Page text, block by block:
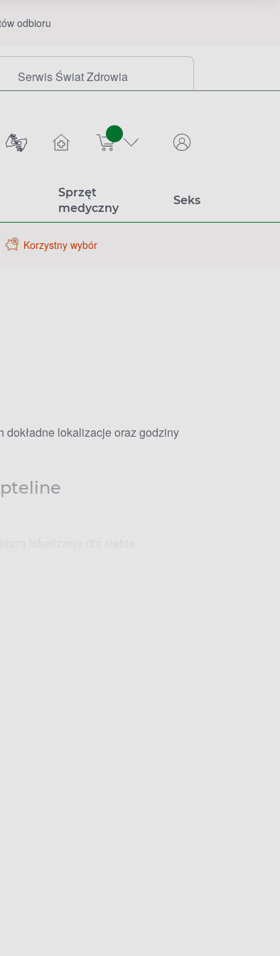
odbioru
Serwis Świat Zdrowia
sztuk
Sprzęt
medyczny
Seks
Korzystny wybór
lokalizacje oraz godziny
zależności od danej placówki.
Biedronce zamówienie
czynna jest od poniedziałku do